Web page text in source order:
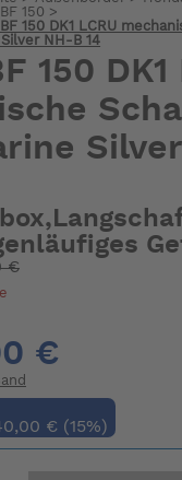
150 >
150 DK1 LCRU
Silver NH-B 14
150 DK1
€
€
€ (15%)